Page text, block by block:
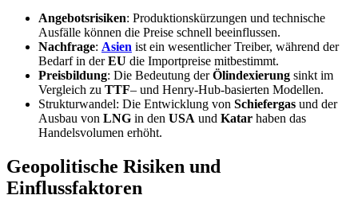
Angebotsrisiken: Produktionskürzungen und technische
Ausfälle können die Preise schnell beeinflussen.
Nachfrage: Asien ist ein wesentlicher Treiber, während der
Bedarf in derEU die Importpreise mitbestimmt.
Preisbildung: Die Bedeutung derÖlindexierung sinkt im
Vergleich zu TTF– und Henry-Hub-basierten Modellen.
Strukturwandel: Die Entwicklung von Schiefergas und der
Ausbau von LNG in den USA und Katar haben das
Handelsvolumen erhöht.
Geopolitische Risiken und
Einflussfaktoren